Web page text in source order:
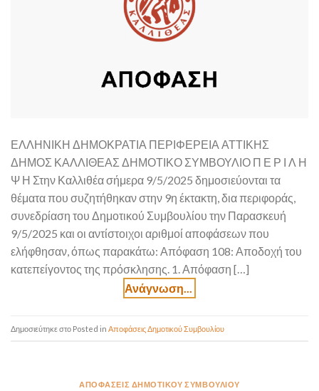
ΕΛΛΗΝΙΚΗ ΔΗΜΟΚΡΑΤΙΑ ΠΕΡΙΦΕΡΕΙΑ ΑΤΤΙΚΗΣ
ΔΗΜΟΣ ΚΑΛΛΙΘΕΑΣ ΔΗΜΟΤΙΚΟ ΣΥΜΒΟΥΛΙΟ Π Ε Ρ Ι Λ Η
Ψ Η Στην Καλλιθέα σήμερα 9/5/2025 δημοσιεύονται τα
θέματα που συζητήθηκαν στην 9η έκτακτη, δια περιφοράς,
συνεδρίαση του Δημοτικού Συμβουλίου την Παρασκευή
9/5/2025 και οι αντίστοιχοι αριθμοί αποφάσεων που
ελήφθησαν, όπως παρακάτω: Απόφαση 108: Αποδοχή του
κατεπείγοντος της πρόσκλησης. 1. Απόφαση […]
Posted in Αποφάσεις Δημοτικού Συμβουλίου
ΑΠΟΦΆΣΕΙΣ ΔΗΜΟΤΙΚΟΎ ΣΥΜΒΟΥΛΊΟΥ